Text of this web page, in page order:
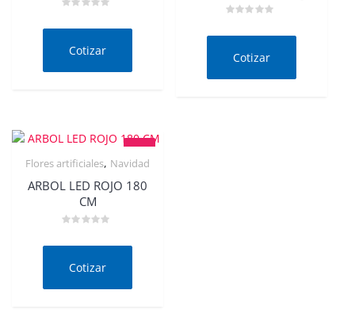
deCotizar
deCotizar
Flores artificiales, Navidad
ARBOL LED ROJO 180
CM
deCotizar